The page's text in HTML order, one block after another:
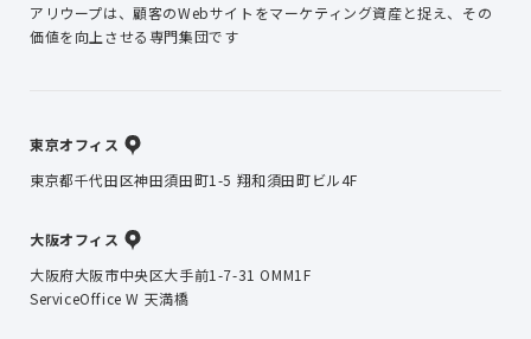
アリウープは、顧客のWebサイトをマーケティング資産と捉え、 その
価値を向上させる専門集団です
東京オフィス
東京都千代田区神田須田町1-5 翔和須田町ビル4F
大阪オフィス
大阪府大阪市中央区大手前1-7-31 OMM1F
ServiceOffice W 天満橋